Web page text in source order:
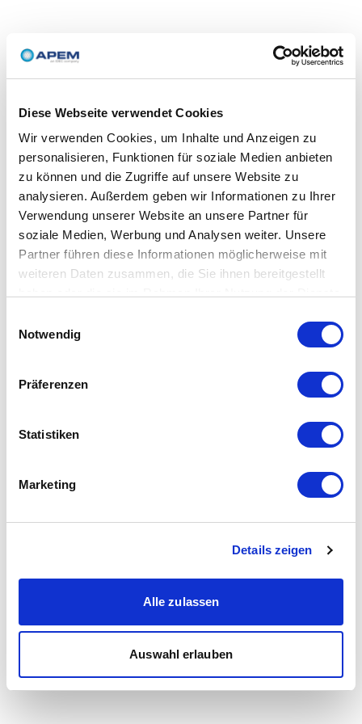
Diese Webseite verwendet Cookies
Wir verwenden Cookies, um Inhalte und Anzeigen zu
personalisieren, Funktionen für soziale Medien anbieten
zu können und die Zugriffe auf unsere Website zu
analysieren. Außerdem geben wir Informationen zu Ihrer
Verwendung unserer Website an unsere Partner für
soziale Medien, Werbung und Analysen weiter. Unsere
Partner führen diese Informationen möglicherweise mit
weiteren Daten zusammen, die Sie ihnen bereitgestellt
Notwendig
Präferenzen
Statistiken
Marketing
Details zeigen
Alle zulassen
Auswahl erlauben